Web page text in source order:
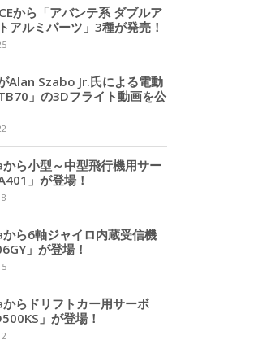
から「アバンテ系 ダブルア
アルミパーツ」3種が発売！
Alan Szabo Jr.氏による電動
」の3Dフライト動画を公
ら小型～中型飛行機用サー
」が登場！
ら6軸ジャイロ内蔵受信機
」が登場！
らドリフトカー用サーボ
」が登場！